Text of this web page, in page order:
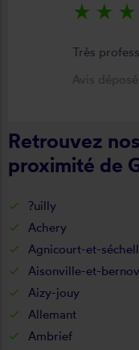
star_rate star_rate star_rate
Très
Avis
Retrouvez
proximité de
?uilly
Achery
Agnicourt-et-
Aisonville-et-
Aizy-jouy
Allemant
Ambrief